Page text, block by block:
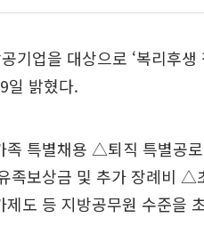
기업을 대상으로 ‘복리후
일 밝혔다.
족 특별채용 △퇴직 특별공
족보상금 및 추가 장례비
도 등 지방공무원 수준을